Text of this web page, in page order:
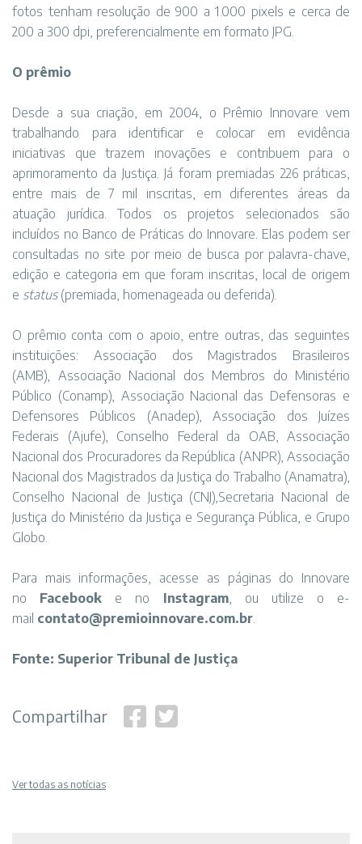
fotos tenham resolução de 900 a 1.000 pixels e cerca de
200 a 300 dpi, preferencialmente em formato JPG.
O prêm​​io
Desde a sua criação, em 2004, o Prêmio Innovare vem
trabalhando para identificar e colocar em evidência
iniciativas que trazem inovações e contribuem para o
aprimoramento da Justiça. Já foram premiadas 226 práticas,
entre mais de 7 mil inscritas, em diferentes áreas da
atuação jurídica. Todos os projetos selecionados são
incluídos no Banco de Práticas do Innovare. Elas podem ser
consultadas no site por meio de busca por palavra-chave,
edição e categoria em que foram inscritas, local de origem
e status(premiada, homenageada ou deferida).
O prêmio conta com o apoio, entre outras, das seguintes
instituições: Associação dos Magistrados Brasileiros
(AMB), Associação Nacional dos Membros do Ministério
Público (Conamp), Associação Nacional das Defensoras e
Defensores Públicos (Anadep), Associação dos Juízes
Federais (Ajufe), Conselho Federal da OAB, Associação
Nacional dos Procuradores da República (ANPR), Associação
Nacional dos Magistrados da Justiça do Trabalho (Anamatra),
Conselho Nacional de Justiça (CNJ),Secretaria Nacional de
Justiça do Ministério da Justiça e Segurança Pública, e Grupo
Globo.
Para mais informações, acesse as páginas do Innovare
no
Facebook e no Instagram, ou utilize o e-
mail contato@premioinnovare.com.br.
Fonte: Superior Tribunal de Justiça
Compartilhar
Ver todas as notícias